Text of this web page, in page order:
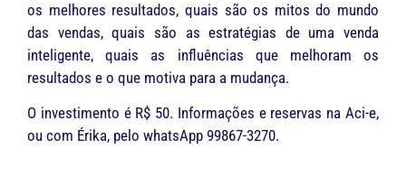
os melhores resultados, quais são os mitos do mundo
das vendas, quais são as estratégias de uma venda
inteligente, quais as influências que melhoram os
resultados e o que motiva para a mudança.
O investimento é R$ 50. Informações e reservas na Aci-e,
ou com Érika, pelo whatsApp 99867-3270.